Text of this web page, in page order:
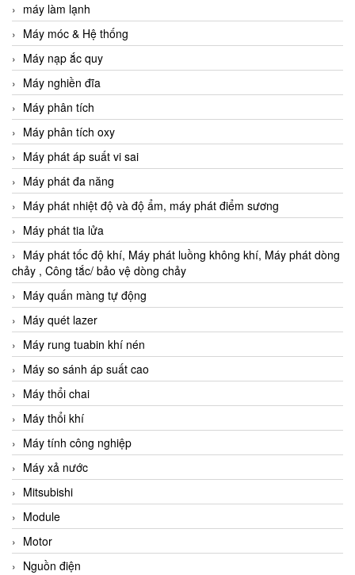
máy làm lạnh
Máy móc & Hệ thống
Máy nạp ắc quy
Máy nghiền đĩa
Máy phân tích
Máy phân tích oxy
Máy phát áp suất vi sai
Máy phát đa năng
Máy phát nhiệt độ và độ ẩm, máy phát điểm sương
Máy phát tia lửa
Máy phát tốc độ khí, Máy phát luồng không khí, Máy phát dòng
chảy , Công tắc/ bảo vệ dòng chảy
Máy quấn màng tự động
Máy quét lazer
Máy rung tuabin khí nén
Máy so sánh áp suất cao
Máy thổi chai
Máy thổi khí
Máy tính công nghiệp
Máy xả nước
Mitsubishi
Module
Motor
Nguồn điện